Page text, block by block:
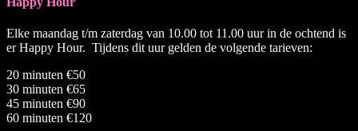
Elke maandag t/m zaterdag van 10.00 tot 11.00 uur in de ochtend is
er Happy Hour. Tijdens dit uur gelden de volgende tarieven:
20 minuten €50
30 minuten €65
45 minuten €90
60 minuten €120